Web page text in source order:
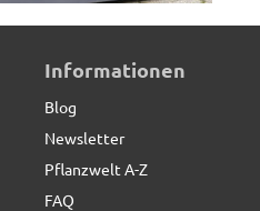
anthrazit (Rollen
129,50 € *statt
Informationen
Blog
Newsletter
Pflanzwelt A-Z
FAQ